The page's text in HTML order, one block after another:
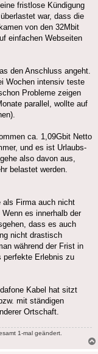
fristlose Kündigung
war, dass die
von den 32Mbit
einfachen Webseiten
den Anschluss angeht.
Wochen intensiv teste
Probleme zeigen
parallel, wollte auf
ca. 1,09Gbit Netto
und es ist Urlaubs-
also davon aus,
belastet werden.
als Firma auch nicht
es innerhalb der
dass es auch
nicht drastisch
während der Frist in
perfekte Erlebnis zu
Kabel hat sitzt
mit ständigen
Ortschaft.
1-mal geändert.